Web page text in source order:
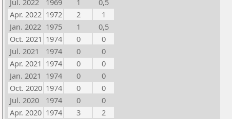
Jul. 2022
1969 1
0,5
Apr. 2022 1972 2
1
Jan. 2022 1975 1
0,5
Oct. 2021 1974 0
0
Jul. 2021
1974 0
0
Apr. 2021 1974 0
0
Jan. 2021 1974 0
0
Oct. 2020 1974 0
0
Jul. 2020
1974 0
0
Apr. 2020 1974 3
2